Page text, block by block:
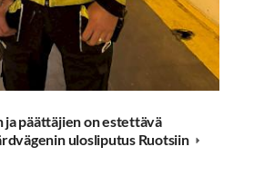
ja päättäjien on estettävä
ulosliputus Ruotsiin